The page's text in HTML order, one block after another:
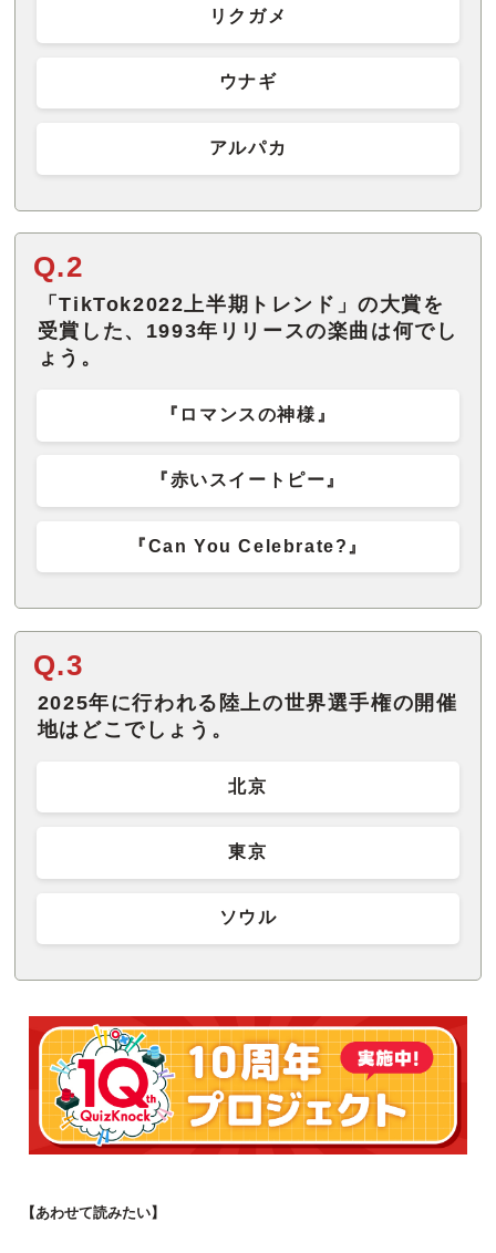
リクガメ
ウナギ
アルパカ
Q.2
「TikTok2022上半期トレンド」の大賞を
受賞した、1993年リリースの楽曲は何でし
ょう。
『ロマンスの神様』
『赤いスイートピー』
『Can You Celebrate?』
Q.3
2025年に行われる陸上の世界選手権の開催
地はどこでしょう。
北京
東京
ソウル
【あわせて読みたい】